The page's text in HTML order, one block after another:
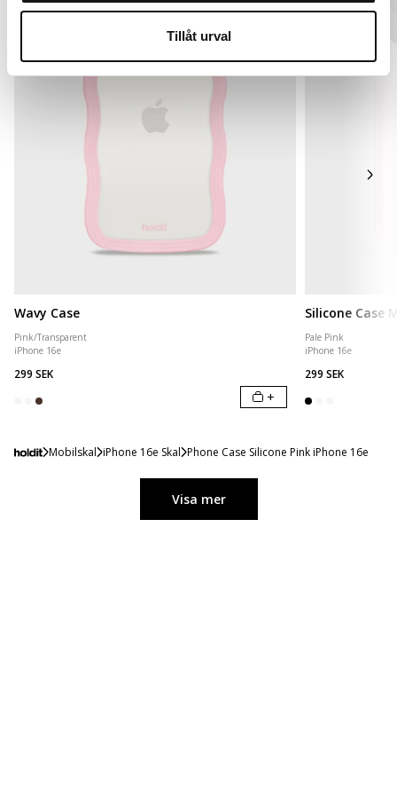
Tillåt urval
Wavy Case
Pink/Transparent
iPhone 16e
299 SEK
+
Silicone Case
Pale Pink
iPhone 16e
299 SEK
Mobilskal iPhone 16e Skal Phone Case Silicone Pink iPhone 16e
Visa mer